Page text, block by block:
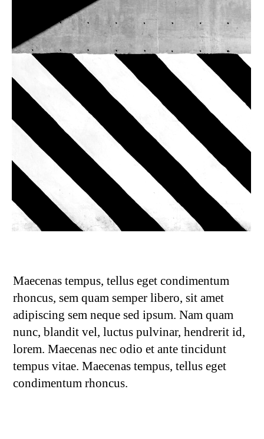
Maecenas tempus, tellus eget condimentum
rhoncus, sem quam semper libero, sit amet
adipiscing sem neque sed ipsum. Nam quam
nunc, blandit vel, luctus pulvinar, hendrerit id,
lorem. Maecenas nec odio et ante tincidunt
tempus vitae. Maecenas tempus, tellus eget
condimentum rhoncus.